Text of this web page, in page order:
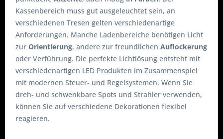
Kassenbereich muss gut ausgeleuchtet sein, an
verschiedenen Tresen gelten verschiedenartige
Anforderungen. Manche Ladenbereiche benötigen Licht
zur Orientierung, andere zur freundlichen Auflockerung
oder Verführung. Die perfekte Lichtlösung entsteht mit
verschiedenartigen LED Produkten im Zusammenspiel
mit modernen Steuer- und Regelsystemen. Wenn Sie
dreh- und schwenkbare Spots und Strahler verwenden,
können Sie auf verschiedene Dekorationen flexibel
reagieren.